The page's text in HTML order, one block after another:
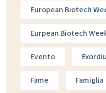
European Biotech
Eurpean Biotech
Evento
Fame Famiglia